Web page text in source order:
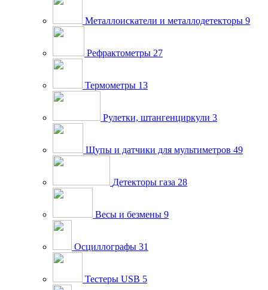
Металлоискатели и металлодетекторы 9
Рефрактометры 27
Термометры 13
Рулетки, штангенциркули 3
Щупы и датчики для мультиметров 49
Детекторы газа 28
Весы и безмены 9
Осциллографы 31
Тестеры USB 5